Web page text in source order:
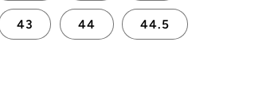
43 44 44.5